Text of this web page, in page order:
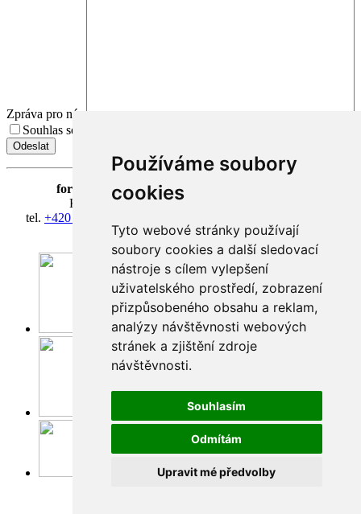
Používáme soubory
cookies
Tyto webové stránky používají
soubory cookies a další sledovací
nástroje s cílem vylepšení
uživatelského prostředí, zobrazení
přizpůsobeného obsahu a reklam,
analýzy návštěvnosti webových
stránek a zjištění zdroje
návštěvnosti.
Souhlasím
Odmítám
Upravit mé předvolby
Zpráva pro nás
Souhlas se zpracováním osobních údajů.
fortna
| Hradčanské nám. 3/184 | 118 00 Praha 1
Klášter Hradčany Řádu bosých karmelitánů
tel. +420 603 428 601
fortna@fortna.eu
Facebook
Youtube